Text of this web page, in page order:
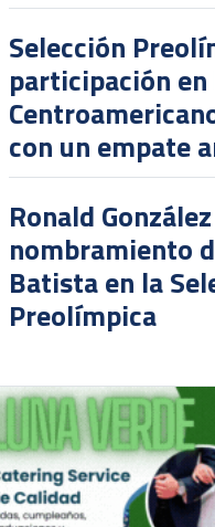
Selección
participación en
con un empate
Ronald
nombramiento
Batista en la
Preolímpica